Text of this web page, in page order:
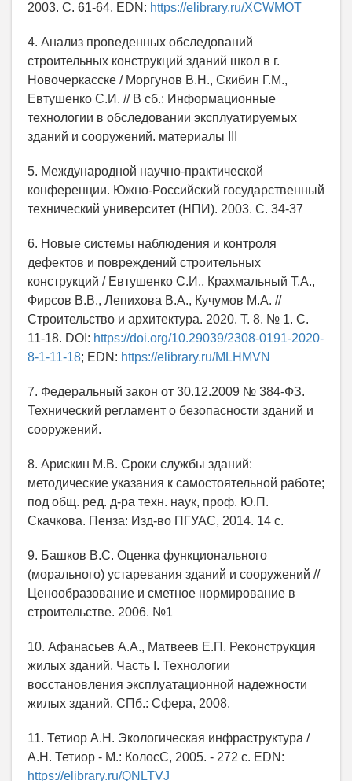
2003. С. 61-64. EDN: https://elibrary.ru/XCWMOT
4. Анализ проведенных обследований
строительных конструкций зданий школ в г.
Новочеркасске / Моргунов В.Н., Скибин Г.М.,
Евтушенко С.И. // В сб.: Информационные
технологии в обследовании эксплуатируемых
зданий и сооружений. материалы III
5. Международной научно-практической
конференции. Южно-Российский государственный
технический университет (НПИ). 2003. С. 34-37
6. Новые системы наблюдения и контроля
дефектов и повреждений строительных
конструкций / Евтушенко С.И., Крахмальный Т.А.,
Фирсов В.В., Лепихова В.А., Кучумов М.А. //
Строительство и архитектура. 2020. Т. 8. № 1. С.
11-18. DOI: https://doi.org/10.29039/2308-0191-2020-
8-1-11-18; EDN: https://elibrary.ru/MLHMVN
7. Федеральный закон от 30.12.2009 № 384-ФЗ.
Технический регламент о безопасности зданий и
сооружений.
8. Арискин М.В. Сроки службы зданий:
методические указания к самостоятельной работе;
под общ. ред. д-ра техн. наук, проф. Ю.П.
Скачкова. Пенза: Изд-во ПГУАС, 2014. 14 с.
9. Башков В.С. Оценка функционального
(морального) устаревания зданий и сооружений //
Ценообразование и сметное нормирование в
строительстве. 2006. №1
10. Афанасьев А.А., Матвеев Е.П. Реконструкция
жилых зданий. Часть I. Технологии
восстановления эксплуатационной надежности
жилых зданий. СПб.: Сфера, 2008.
11. Тетиор А.Н. Экологическая инфраструктура /
А.Н. Тетиор - М.: КолосС, 2005. - 272 с. EDN:
https://elibrary.ru/QNLTVJ